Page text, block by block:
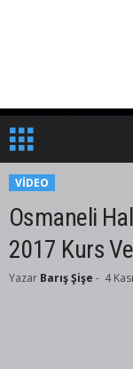
VIDEO
Osmaneli
2017 Kurs
Yazar Barış Şişe - 4